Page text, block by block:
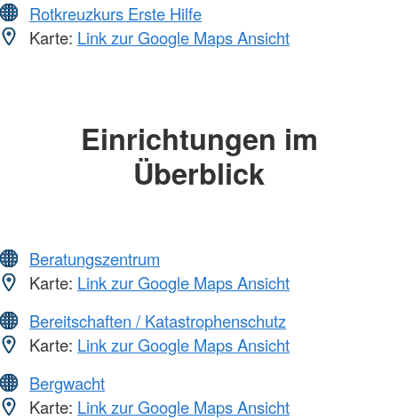
Rotkreuzkurs Erste Hilfe
Karte: Link zur Google Maps Ansicht
Einrichtungen im
Überblick
Beratungszentrum
Karte: Link zur Google Maps Ansicht
Bereitschaften / Katastrophenschutz
Karte: Link zur Google Maps Ansicht
Bergwacht
Karte: Link zur Google Maps Ansicht